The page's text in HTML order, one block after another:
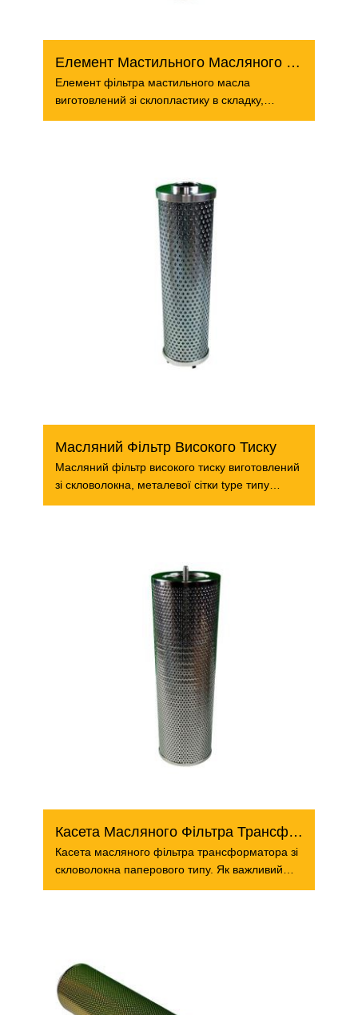
Елемент Мастильного Масляного Фільтра
Елемент фільтра мастильного масла
виготовлений зі склопластику в складку,
Масляний Фільтр Високого Тиску
Масляний фільтр високого тиску виготовлений
зі скловолокна, металевої сітки type типу
Касета Масляного Фільтра Трансформатора
Касета масляного фільтра трансформатора зі
скловолокна паперового типу. Як важливий